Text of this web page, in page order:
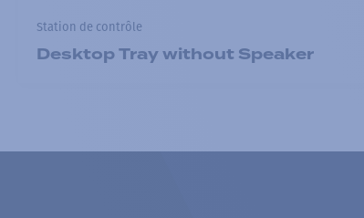
Station de contrôle
Desktop Tray without Speaker